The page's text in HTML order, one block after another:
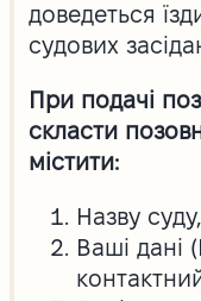
доведеться
судових
При подачі
скласти
містити:
Назву
Ваші дані